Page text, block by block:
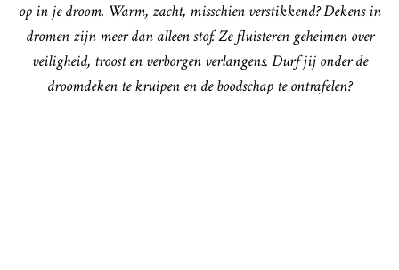
op in je droom. Warm, zacht, misschien verstikkend? Dekens in
dromen zijn meer dan alleen stof. Ze fluisteren geheimen over
veiligheid, troost en verborgen verlangens. Durf jij onder de
droomdeken te kruipen en de boodschap te ontrafelen?